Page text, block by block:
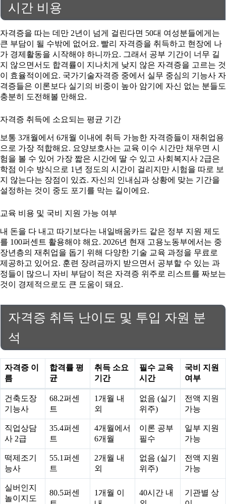
시간 비용
자격증을 따는 데만 2년이 넘게 걸린다면 50대 여성분들에게는
큰 부담이 될 수밖에 없어요. 빨리 자격증을 취득하고 현장에 나
가 경제활동을 시작해야 하니까요. 그래서 공부 기간이 너무 길
지 않으면서도 합격률이 지나치게 낮지 않은 자격증을 고르는 것
이 효율적이에요. 국가기술자격증 중에서 실무 중심의 기능사 자
격증들은 이론보다 실기의 비중이 높아 암기에 자신 없는 분들도
충분히 도전해볼 만해요.
자격증 취득에 소요되는 평균 기간
보통 3개월에서 6개월 이내에 취득 가능한 자격증들이 재취업용
으로 가장 적합해요. 요양보호사는 교육 이수 시간만 채우면 시
험을 볼 수 있어 가장 짧은 시간에 딸 수 있고 사회복지사 2급은
학점 이수 방식으로 1년 정도의 시간이 걸리지만 시험을 따로 보
지 않는다는 장점이 있죠. 자신의 인내심과 상황에 맞는 기간을
설정하는 것이 중도 포기를 막는 길이에요.
교육 비용 및 국비 지원 가능 여부
내 돈을 다 내고 따기보다는 내일배움카드 같은 정부 지원 제도
를 100퍼센트 활용해야 해요. 2026년 현재 고용노동부에서는 중
장년층의 재취업을 돕기 위해 다양한 기술 교육 과정을 무료로
제공하고 있어요. 훈련 장려금까지 받으면서 공부할 수 있는 과
정들이 많으니 자비 부담이 적은 자격증 위주로 리스트를 짜보는
것이 경제적으로도 큰 도움이 돼요.
자격증 취득 난이도 및 투입 자원 분
석
자격증 이
름
합격률 평
균
취득 소요
기간
필수 교육
시간
국비 지원
여부
건축도장
기능사
68.2퍼센
트
1개월 내
외
없음 (실기
위주)
전액 지원
가능
직업상담
사 2급
35.4퍼센
트
4개월에서
6개월
이론 공부
필수
일부 지원
가능
떡제조기
능사
55.1퍼센
트
2개월 내
외
없음 (실기
위주)
전액 지원
가능
실버인지
놀이지도
80.5퍼센
1개월 이
40시간 내
기관별 상